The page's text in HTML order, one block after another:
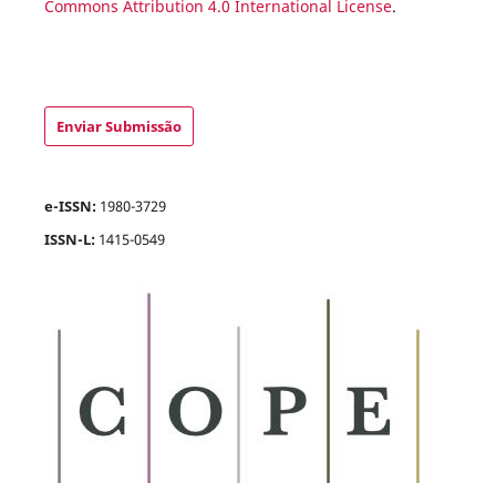
Commons Attribution 4.0 International License.
Enviar Submissão
e-ISSN: 1980-3729
ISSN-L: 1415-0549